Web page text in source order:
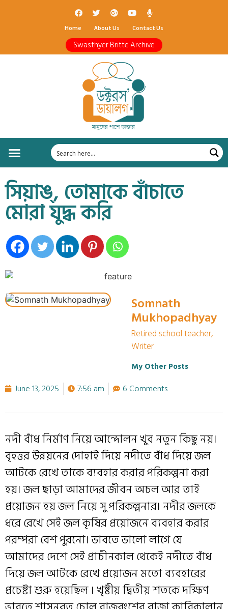
Home About Us Contact Us
Swasthyer Britte Archive
সিয়াঙ্, তোমাকে বাঁচাতে
মোরা যুদ্ধ করি
Somnath
Mukhopadhyay
Retired school teacher,
Writer
My Other Posts
June 13, 2025 7:56 am 6 Comments
নদী বাঁধ নির্মাণ নিয়ে আন্দোলন খুব নতুন কিছু নয়।
বৃহত্তর উন্নয়নের দোহাই দিয়ে নদীতে বাঁধ দিয়ে জল
আটকে রেখে তাকে ব্যবহার করার পরিকল্পনা করা
হয়। জল ছাড়া আমাদের জীবন অচল আর তাই
প্রয়োজন হয় জল নিয়ে সু পরিকল্পনার। নদীর জলকে
ধরে রেখে সেই জল কৃষির প্রয়োজনে ব্যবহার করার
পরম্পরা বেশ পুরনো। ভাবতে ভালো লাগে যে
আমাদের দেশে সেই প্রাচীনকাল থেকেই নদীতে বাঁধ
দিয়ে জল আটকে রেখে প্রয়োজন মতো ব্যবহারের
প্রচেষ্টা শুরু হয়েছিল । খৃষ্টীয় দ্বিতীয় শতকে দক্ষিণ